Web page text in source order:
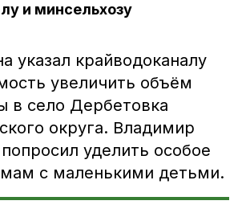
и минсельхозу
указал крайводоканалу
увеличить объём
в село Дербетовка
округа. Владимир
уделить особое
с маленькими детьми.